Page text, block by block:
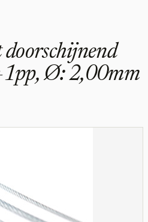
doorschijnend
Ø: 2,00mm